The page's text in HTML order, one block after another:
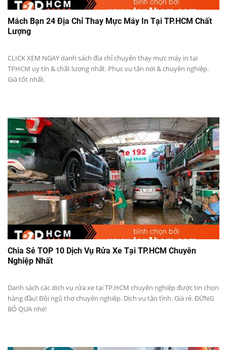
Mách Bạn 24 Địa Chỉ Thay Mực Máy In Tại TP.HCM Chất
Lượng
CLICK XEM NGAY danh sách địa chỉ chuyên thay mực máy in tại
TPHCM uy tín & chất lượng nhất. Phục vụ tận nơi & chuyên nghiệp.
Giá tốt nhất.
Chia Sẻ TOP 10 Dịch Vụ Rửa Xe Tại TP.HCM Chuyên
Nghiệp Nhất
Danh sách các dịch vụ rửa xe tại TP.HCM chuyên nghiệp được tin chọn
hàng đầu! Đội ngũ thợ chuyên nghiệp. Dịch vụ tận tình. Giá rẻ. ĐỪNG
BỎ QUA nhé!